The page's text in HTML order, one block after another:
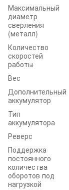
Максимальный
диаметр
сверления
(металл)
Количество
скоростей
работы
Вес
Дополнительный
аккумулятор
Тип
аккумулятора
Реверс
Поддержка
постоянного
количества
оборотов под
нагрузкой